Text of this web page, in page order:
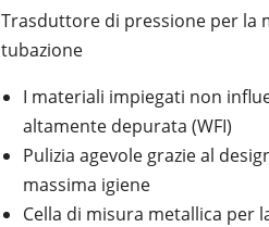
Trasduttore di pressione per la
tubazione
I materiali impiegati non
altamente depurata (WFI)
Pulizia agevole grazie al
massima igiene
Cella di misura metallica per